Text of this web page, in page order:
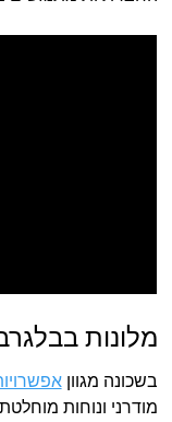
מלונות
בשכונה מגוון
מודרני ונוחות